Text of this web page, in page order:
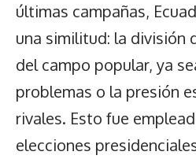
últimas campañas,
una similitud: la división
del campo popular, ya
problemas o la presión
rivales. Esto fue
elecciones